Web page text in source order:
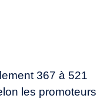
367 à 521
les promoteurs